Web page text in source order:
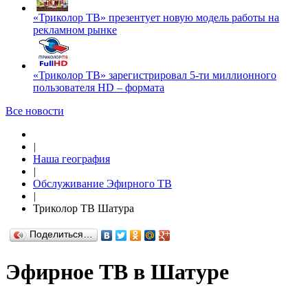
«Триколор ТВ» презентует новую модель работы на
рекламном рынке
«Триколор ТВ» зарегистрировал 5-ти миллионного
пользователя HD – формата
Все новости
|
Наша география
|
Обслуживание Эфирного ТВ
|
Триколор ТВ Шатура
Поделиться…
Эфирное ТВ в Шатуре